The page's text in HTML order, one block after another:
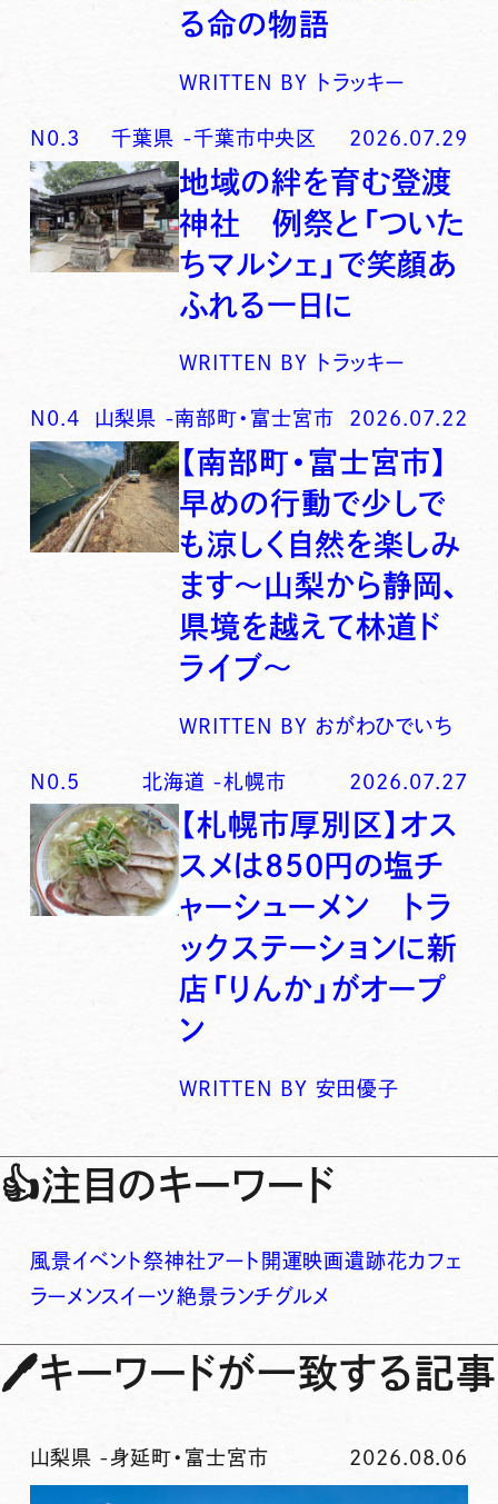
る命の物語
WRITTEN BY トラッキー
N0. 3 千葉県 -千葉市中央区 2026.07.29
地域の絆を育む登渡
神社 例祭と「ついた
ちマルシェ」で笑顔あ
ふれる一日に
WRITTEN BY トラッキー
N0. 4 山梨県 -南部町・富士宮市 2026.07.22
【南部町・富士宮市】
早めの行動で少しで
も涼しく自然を楽しみ
ます〜山梨から静岡、
県境を越えて林道ド
ライブ〜
WRITTEN BY おがわひでいち
N0. 5 北海道 -札幌市 2026.07.27
【札幌市厚別区】オス
スメは850円の塩チ
ャーシューメン トラ
ックステーションに新
店「りんか」がオープ
ン
WRITTEN BY 安田優子
👍注目のキーワード
風景イベント祭神社アート 開運映画遺跡花カフェ
ラーメンスイーツ絶景ランチグルメ
🖊キーワードが一致する記事
山梨県 -身延町・富士宮市 2026.08.06